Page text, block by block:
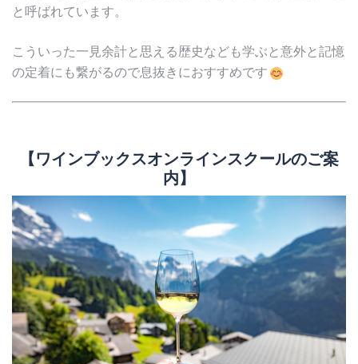
と呼ばれています。
こういった一見余計と思える歴史なども学ぶと意外と記憶
の定着にも繋がるので息抜きにおすすめです
【ワインブックスオンラインスクールのご案
内】